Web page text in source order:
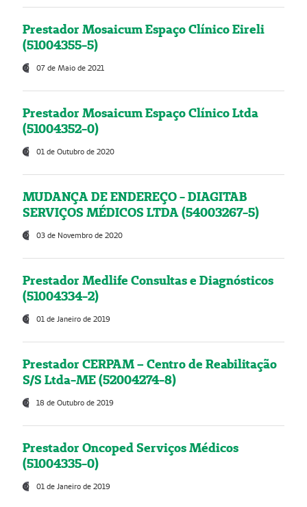
Prestador Mosaicum Espaço Clínico Eireli
(51004355-5)
07 de Maio de 2021
Prestador Mosaicum Espaço Clínico Ltda
(51004352-0)
01 de Outubro de 2020
MUDANÇA DE ENDEREÇO - DIAGITAB
SERVIÇOS MÉDICOS LTDA (54003267-5)
03 de Novembro de 2020
Prestador Medlife Consultas e Diagnósticos
(51004334-2)
01 de Janeiro de 2019
Prestador CERPAM – Centro de Reabilitação
S/S Ltda-ME (52004274-8)
18 de Outubro de 2019
Prestador Oncoped Serviços Médicos
(51004335-0)
01 de Janeiro de 2019